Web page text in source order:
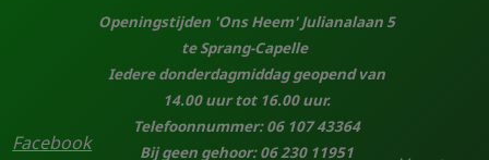
Facebook
Openingstijden 'Ons Heem' Julianalaan 5
te Sprang-Capelle
Iedere donderdagmiddag geopend van
14.00 uur tot 16.00 uur.
Telefoonnummer: 06 107 43364
Bij geen gehoor: 06 230 11951